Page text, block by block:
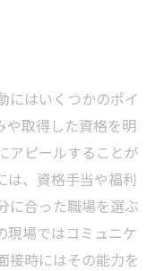
にはいくつかのポイ
や取得した資格を明
アピールすることが
は、資格手当や福利
に合った職場を選ぶ
現場ではコミュニケ
接時にはその能力を